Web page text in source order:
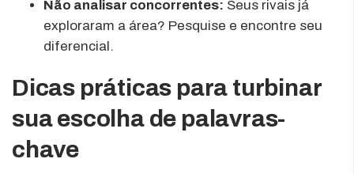
Não analisar concorrentes: Seus rivais já
exploraram a área? Pesquise e encontre seu
diferencial.
Dicas práticas para turbinar
sua escolha de palavras-
chave